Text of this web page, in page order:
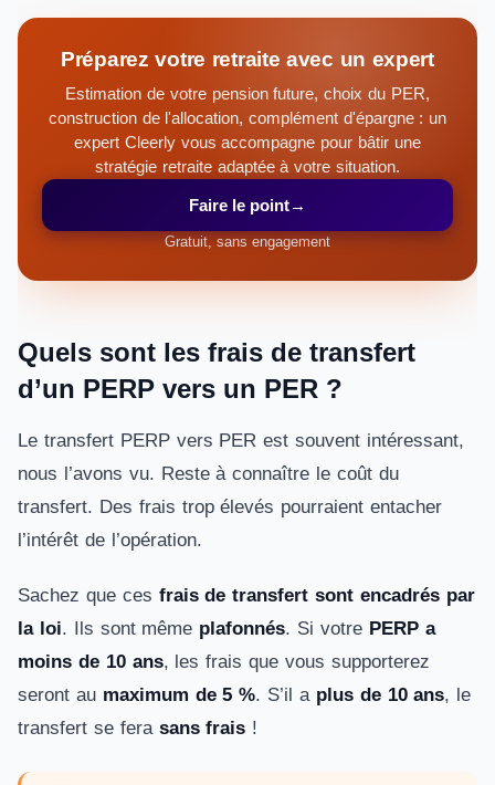
Préparez votre retraite avec un expert
Estimation de votre pension future, choix du PER,
construction de l'allocation, complément d'épargne : un
expert Cleerly vous accompagne pour bâtir une
stratégie retraite adaptée à votre situation.
Faire le point→
Gratuit, sans engagement
Quels sont les frais de transfert
d’un PERP vers un PER ?
Le transfert PERP vers PER est souvent intéressant,
nous l’avons vu. Reste à connaître le coût du
transfert. Des frais trop élevés pourraient entacher
l’intérêt de l’opération.
Sachez que ces frais de transfert sont encadrés par
la loi. Ils sont même plafonnés. Si votre PERP a
moins de 10 ans, les frais que vous supporterez
seront au maximum de 5 %. S’il a plus de 10 ans, le
transfert se fera sans frais !